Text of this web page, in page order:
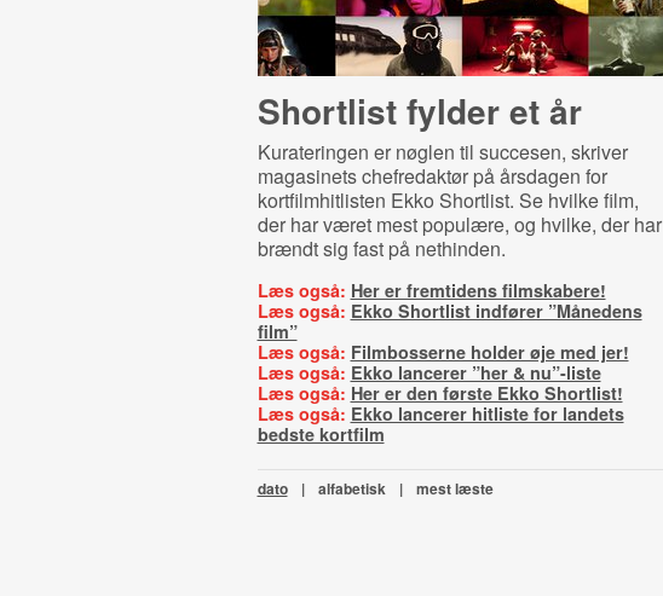
Shortlist fylder et år
Kurateringen er nøglen til succesen, skriver
magasinets chefredaktør på årsdagen for
kortfilmhitlisten Ekko Shortlist. Se hvilke film,
der har været mest populære, og hvilke, der har
brændt sig fast på nethinden.
Læs også: Her er fremtidens filmskabere!
Læs også: Ekko Shortlist indfører ”Månedens
film”
Læs også: Filmbosserne holder øje med jer!
Læs også: Ekko lancerer ”her & nu”-liste
Læs også: Her er den første Ekko Shortlist!
Læs også: Ekko lancerer hitliste for landets
bedste kortfilm
dato | alfabetisk | mest læste